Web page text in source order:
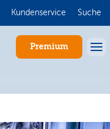
Kundenservice Suche
Premium